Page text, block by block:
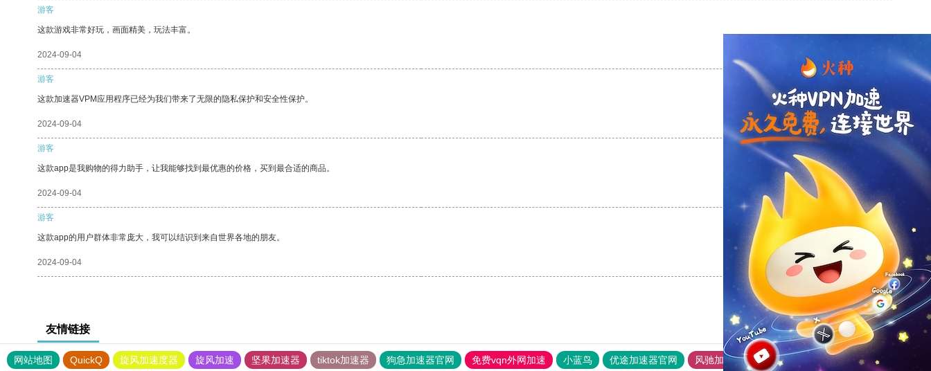
游客
这款游戏非常好玩，画面精美，玩法丰富。
2024-09-04
游客
这款加速器VPM应用程序已经为我们带来了无限的隐私保护和安全性保护。
2024-09-04 支持 [0] 反对[0]
游客
这款app是我购物的得力助手，让我能够找到最优惠的价格，买到最合适的商品。
2024-09-04 支持[0] 反对
游客
这款app的用户群体非常庞大，我可以结识到来自世界各地的朋友。
2024-09-04 支持[0] 反对[0]
友情链接
网站地图 QuickQ 旋风加速度器 旋风加速 坚果加速器 tiktok加速器 狗急加速器官网 免费vqn外网加速 小蓝鸟 优途加速器官网 风驰加速器 旋风加速器